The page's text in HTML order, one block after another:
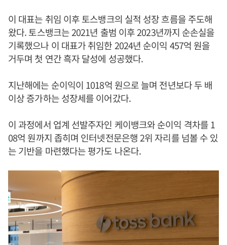
이 대표는 취임 이후 토스뱅크의 실적 성장 흐름을 주도해
왔다. 토스뱅크는 2021년 출범 이후 2023년까지 순손실을
기록했으나 이 대표가 취임한 2024년 순이익 457억 원을
거두며 첫 연간 흑자 달성에 성공했다.
지난해에는 순이익이 1018억 원으로 늘며 전년보다 두 배
이상 증가하는 성장세를 이어갔다.
이 과정에서 업계 선발주자인 케이뱅크와 순이익 격차를 1
08억 원까지 좁히며 인터넷전문은행 2위 자리를 넘볼 수 있
는 기반을 마련했다는 평가도 나온다.